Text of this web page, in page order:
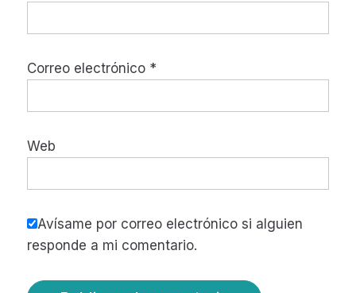
Correo electrónico *
Web
Avísame por correo electrónico si alguien
responde a mi comentario.